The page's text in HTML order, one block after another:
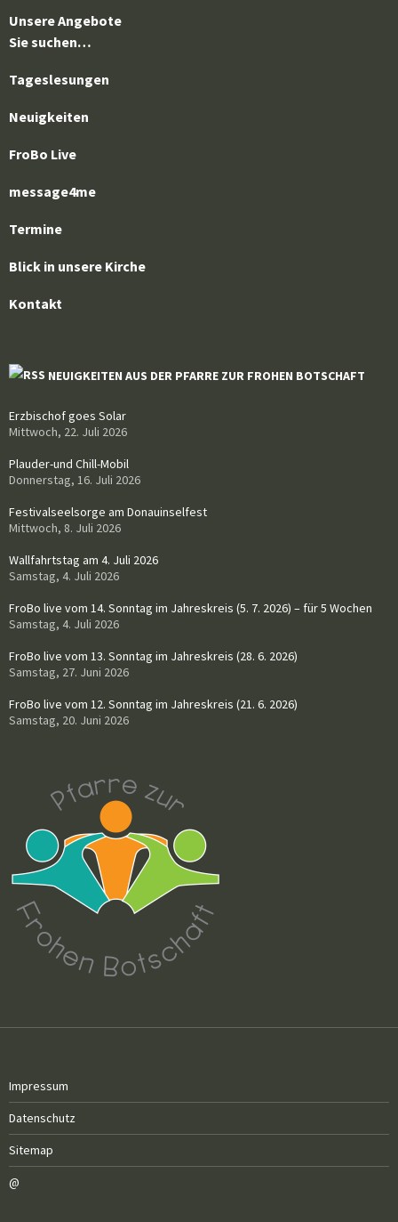
Unsere Angebote
Sie suchen…
Tageslesungen
Neuigkeiten
FroBo Live
message4me
Termine
Blick in unsere Kirche
Kontakt
NEUIGKEITEN AUS DER PFARRE ZUR FROHEN BOTSCHAFT
Erzbischof goes Solar
Mittwoch, 22. Juli 2026
Plauder-und Chill-Mobil
Donnerstag, 16. Juli 2026
Festivalseelsorge am Donauinselfest
Mittwoch, 8. Juli 2026
Wallfahrtstag am 4. Juli 2026
Samstag, 4. Juli 2026
FroBo live vom 14. Sonntag im Jahreskreis (5. 7. 2026) – für 5 Wochen
Samstag, 4. Juli 2026
FroBo live vom 13. Sonntag im Jahreskreis (28. 6. 2026)
Samstag, 27. Juni 2026
FroBo live vom 12. Sonntag im Jahreskreis (21. 6. 2026)
Samstag, 20. Juni 2026
Impressum
Datenschutz
Sitemap
@